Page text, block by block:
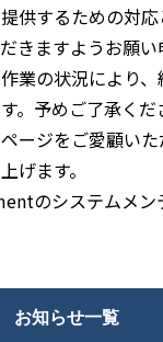
供するための対
きますようお願い
業の状況により
。予めご了承くだ
ージをご愛顧いた
げます。
のシステムメン
お知らせ一覧